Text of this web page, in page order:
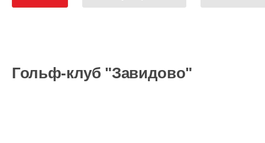
Гольф-клуб "Завидово"